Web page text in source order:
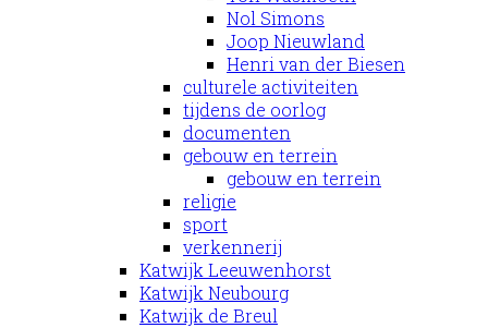
Nol Simons
Joop Nieuwland
Henri van der Biesen
culturele activiteiten
tijdens de oorlog
documenten
gebouw en terrein
gebouw en terrein
religie
sport
verkennerij
Katwijk Leeuwenhorst
Katwijk Neubourg
Katwijk de Breul